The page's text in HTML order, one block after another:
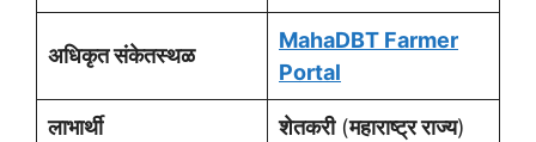
अधिकृत संकेतस्थळ
MahaDBT Farmer
Portal
लाभार्थी शेतकरी(महाराष्ट्र राज्य)